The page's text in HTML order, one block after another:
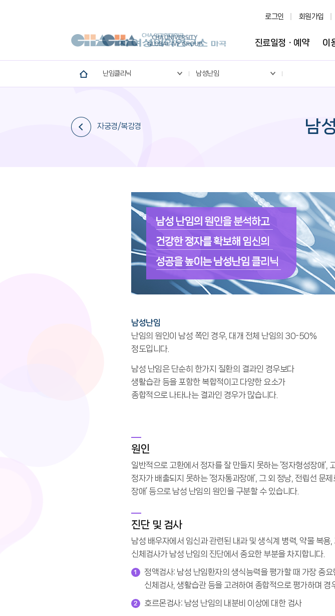
로그인 회원가입
진료일정ㆍ예약 이
난임클리닉 남성난임
자궁경/복강경 남
남성난임
난임의 원인이 남성 쪽인 경우, 대개 전체 난임의 30-50%
정도입니다.
남성 난임은 단순히 한가지 질환의 결과인 경우보다
생활습관 등을 포함한 복합적이고 다양한 요소가
종합적으로 나타나는 결과인 경우가 많습니다.
원인
일반적으로 고환에서 정자를 잘 만들지 못하는 ‘정자형성장애
정자가 배출되지 못하는 ‘정자통과장애’, 그 외 정낭, 전립선 문
장애’ 등으로 남성 난임의 원인을 구분할 수 있습니다.
진단 및 검사
남성 배우자에서 임신과 관련된 내과 및 생식계 병력, 약물 복
신체검사가 남성 난임의 진단에서 중요한 부분을 차지합니다.
정액검사: 남성 난임환자의 생식능력을 평가할 때 가장 중
신체검사, 생활습관 등을 고려하여 종합적으로 평가하며
호르몬검사: 남성 난임의 내분비 이상에 대한 검사